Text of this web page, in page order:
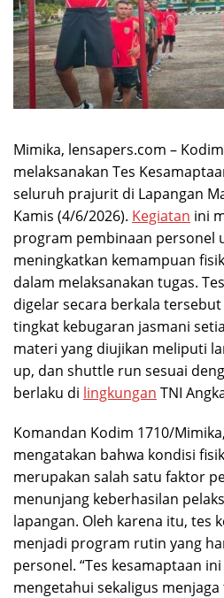
Mimika, lensapers.com –
melaksanakan Tes
seluruh prajurit di Lapangan
Kamis (4/6/2026). Kegiatan ini
program pembinaan personel
meningkatkan kemampuan
dalam melaksanakan tugas.
digelar secara berkala
tingkat kebugaran jasmani
materi yang diujikan meliputi
up, dan shuttle run sesuai
berlaku di lingkungan TNI
Komandan Kodim 1710/
mengatakan bahwa kondisi
merupakan salah satu faktor
menunjang keberhasilan
lapangan. Oleh karena itu, tes
menjadi program rutin yang
personel. “Tes kesamaptaan
mengetahui sekaligus